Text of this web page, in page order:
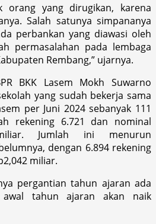
orang yang dirugikan, karena
Salah satunya simpananya
perbankan yang diawasi oleh
permasalahan pada lembaga
Rembang,” ujarnya.
BKK Lasem Mokh Suwarno
yang sudah bekerja sama
per Juni 2024 sebanyak 111
rekening 6.721 dan nominal
Jumlah ini menurun
dengan 6.894 rekening
miliar.
pergantian tahun ajaran ada
awal tahun ajaran akan naik